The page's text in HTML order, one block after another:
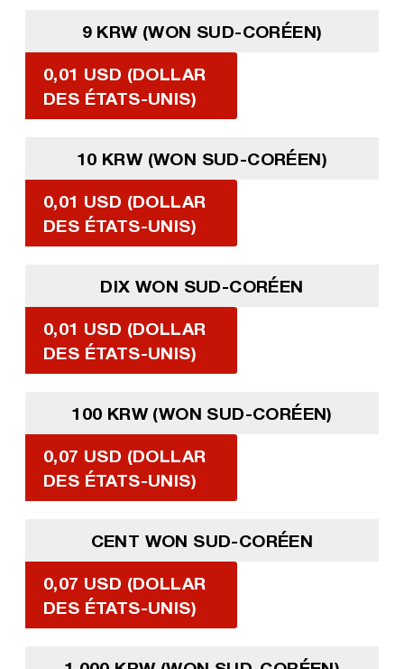
9 KRW (WON SUD-CORÉEN)
0,01 USD (DOLLAR
DES ÉTATS-UNIS)
10 KRW (WON SUD-CORÉEN)
0,01 USD (DOLLAR
DES ÉTATS-UNIS)
DIX WON SUD-CORÉEN
0,01 USD (DOLLAR
DES ÉTATS-UNIS)
100 KRW (WON SUD-CORÉEN)
0,07 USD (DOLLAR
DES ÉTATS-UNIS)
CENT WON SUD-CORÉEN
0,07 USD (DOLLAR
DES ÉTATS-UNIS)